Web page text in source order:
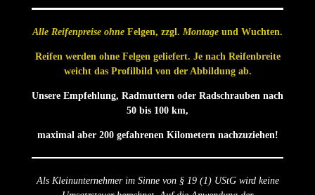
Alle Reifenpreise ohne Felgen, zzgl. Montage und Wuchten.
Reifen werden ohne Felgen geliefert. Je nach Reifenbreite
weicht das Profilbild von der Abbildung ab.
Unsere Empfehlung, Radmuttern oder Radschrauben nach
50 bis 100 km,
maximal aber 200 gefahrenen Kilometern nachzuziehen!
Als Kleinunternehmer im Sinne von § 19 (1) UStG wird keine